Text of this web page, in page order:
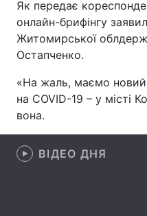
Україна
Економіка
Техно і зв'язок
Зброя
Здоров'я
Як передає
онлайн-брифінгу
Житомирської
Остапченко.
«На жаль, маємо новий
на COVID-19 – у місті
вона.
ВІДЕО ДНЯ